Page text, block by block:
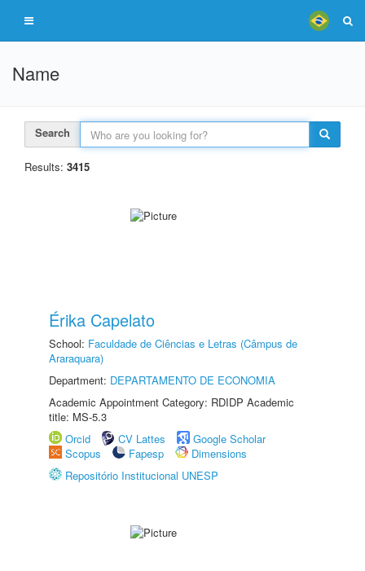
Name
Search
Results: 3415
Érika Capelato
School: Faculdade de Ciências e Letras (Câmpus de
Araraquara)
Department: DEPARTAMENTO DE ECONOMIA
Academic Appointment Category: RDIDP Academic
title: MS-5.3
Orcid
CV Lattes
Google Scholar
Scopus
Fapesp
Dimensions
Repositório Institucional UNESP